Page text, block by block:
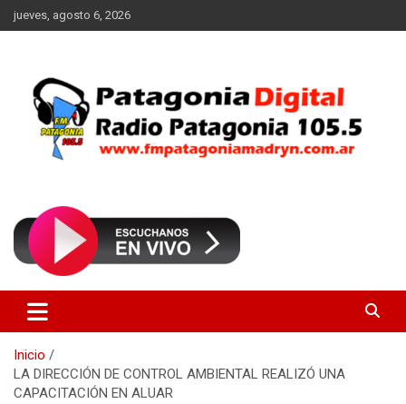
Saltar
al
jueves, agosto 6, 2026
FM Patagonia Madryn
Inicio
LA DIRECCIÓN DE CONTROL AMBIENTAL REALIZÓ UNA
CAPACITACIÓN EN ALUAR